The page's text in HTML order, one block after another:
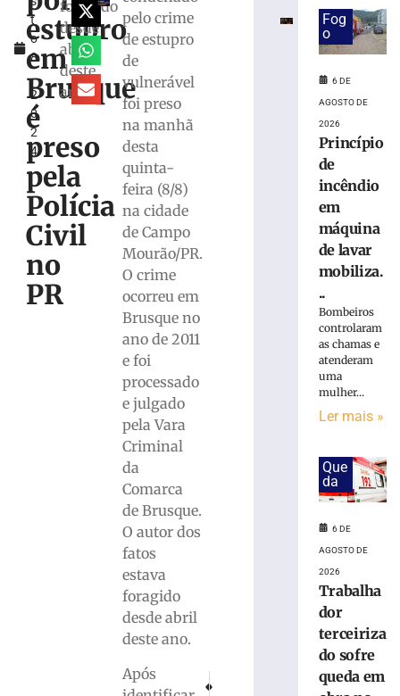
t
o
8
,
2
0
2
4
estupro
em
Brusque
é
preso
pela
Polícia
Civil
no
PR
foragido
desde
abril
deste
ano
pelo crime
de estupro
de
vulnerável
foi preso
na manhã
desta
quinta-
feira (8/8)
na cidade
de Campo
Mourão/PR.
O crime
ocorreu em
Brusque no
ano de 2011
e foi
processado
e julgado
pela Vara
Criminal
da
Comarca
de Brusque.
O autor dos
fatos
estava
foragido
desde abril
deste ano.
Após
máquina
mobiliza
Bombeiros,
Brusque
Trabalhador
terceirizado
queda
Centro
Administrativo
Brusque
Fog
o
6 DE
AGOSTO DE
2026
Princípio
de
incêndio
em
máquina
de lavar
mobiliza.
..
Bombeiros
controlaram
as chamas e
atenderam
uma
mulher...
Ler mais »
Que
da
6 DE
AGOSTO DE
2026
Trabalha
dor
terceiriza
do sofre
queda em